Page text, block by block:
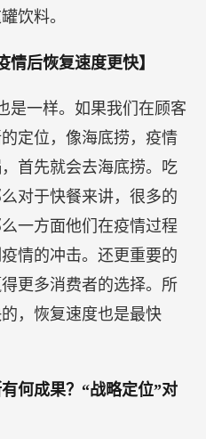
饮料。
情后恢复速度更快】
是一样。如果我们在顾客
定位，像海底捞，疫情
首先就会去海底捞。吃
对于快餐来讲，很多的
一方面他们在疫情过程
情的冲击。还更重要的
更多消费者的选择。所
，恢复速度也是最快
何成果？“战略定位”对